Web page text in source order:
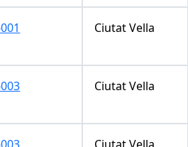
Ciutat Vella
Ciutat Vella